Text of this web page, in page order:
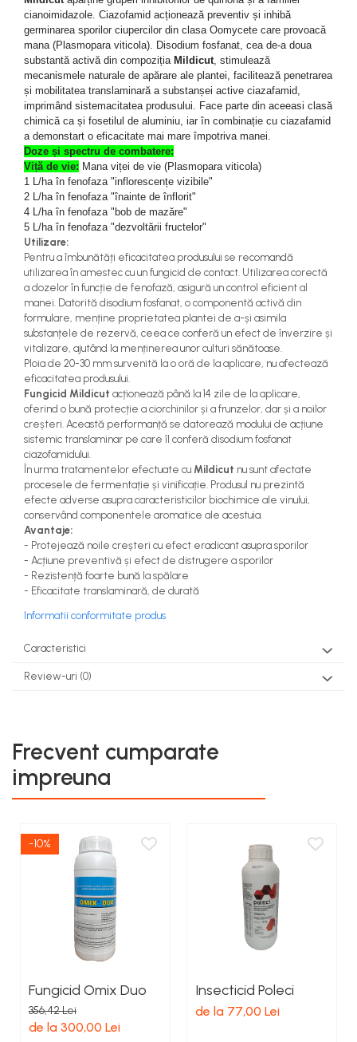
teascuri
Nivele laser si Telemetre
Nivele si masurare unghi
Nivele, Echere si Compasuri
Rulete
cianoimidazole. Ciazofamid acționează preventiv și inhibă
germinarea sporilor ciupercilor din clasa Oomycete care provoacă
mana (Plasmopara viticola). Disodium fosfanat, cea de-a doua
substantă activă din compoziția Mildicut, stimulează
mecanismele naturale de apărare ale plantei, facilitează penetrarea
și mobilitatea translaminară a substanșei active ciazafamid,
imprimând sistemacitatea produsului. Face parte din aceeasi clasă
chimică ca și fosetilul de aluminiu, iar în combinație cu ciazafamid
a demonstart o eficacitate mai mare împotriva manei.
Doze și spectru de combatere:
Viță de vie: Mana viței de vie (Plasmopara viticola)
1 L/ha în fenofaza "inflorescențe vizibile"
2 L/ha în fenofaza "înainte de înflorit"
4 L/ha în fenofaza "bob de mazăre"
5 L/ha în fenofaza "dezvoltării fructelor"
Utilizare:
Pentru a îmbunătăți eficacitatea produsului se recomandă
utilizarea în amestec cu un fungicid de contact. Utilizarea corectă
a dozelor în funcție de fenofază, asigură un control eficient al
manei. Datorită disodium fosfanat, o componentă activă din
formulare, menține proprietatea plantei de a-și asimila
substanțele de rezervă, ceea ce conferă un efect de înverzire și
vitalizare, ajutând la menținerea unor culturi sănătoase.
Ploia de 20-30 mm survenită la o oră de la aplicare, nu afectează
eficacitatea produsului.
Fungicid Mildicut acționează până la 14 zile de la aplicare,
oferind o bună protecție a ciorchinilor și a frunzelor, dar și a noilor
creșteri. Această performanță se datorează modului de acțiune
sistemic translaminar pe care îl conferă disodium fosfanat
ciazofamidului.
În urma tratamentelor efectuate cu Mildicut nu sunt afectate
procesele de fermentație și vinificație. Produsul nu prezintă
efecte adverse asupra caracteristicilor biochimice ale vinului,
conservând componentele aromatice ale acestuia.
Avantaje:
- Protejează noile creșteri cu efect eradicant asupra sporilor
- Acțiune preventivă și efect de distrugere a sporilor
- Rezistență foarte bună la spălare
- Eficacitate translaminară, de durată
Informatii conformitate produs
Caracteristici
Review-uri (0)
Frecvent cumparate
impreuna
-10%
Fungicid Omix Duo
356,42 Lei
de la 300,00 Lei
Insecticid Poleci
de la 77,00 Lei